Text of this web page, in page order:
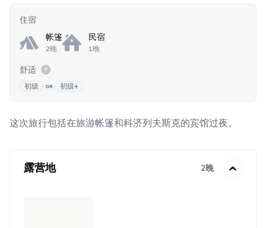
住宿
帐篷
2晚
民宿
1晚
舒适
初级 初级+
这次旅行包括在旅游帐篷和科济列夫斯克的宾馆过夜。
露营地 2晚